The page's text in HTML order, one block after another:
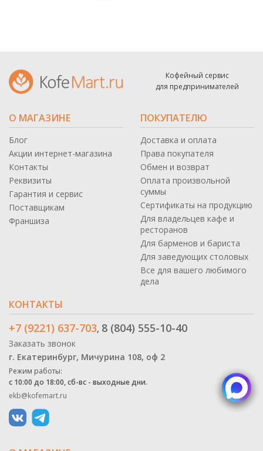
Кофейный сервис
для предпринимателей
О МАГАЗИНЕ
Блог
Акции интернет-магазина
Контакты
Реквизиты
Гарантия и сервис
Поставщикам
Франшиза
ПОКУПАТЕЛЮ
Доставка и оплата
Права покупателя
Обмен и возврат
Оплата произвольной
суммы
Сертификаты на продукцию
Для владельцев кафе и
ресторанов
Для барменов и бариста
Для заведующих столовых
Все для вашего любимого
дела
КОНТАКТЫ
+7 (9221) 637-703, 8 (804) 555-10-40
Заказать звонок
г. Екатеринбург, Мичурина 108, оф 2
Режим работы:
с 10:00 до 18:00, сб-вс - выходные дни.
ekb@kofemart.ru